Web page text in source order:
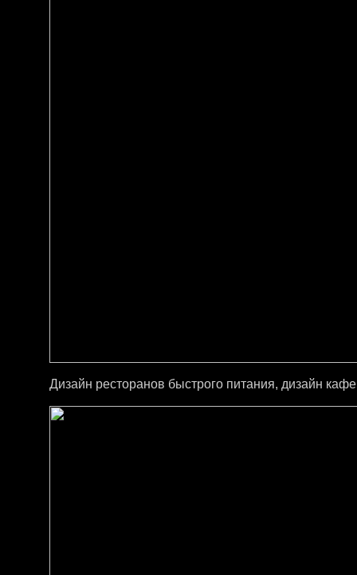
Дизайн ресторанов быстрого питания, дизайн